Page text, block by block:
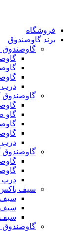
فروشگاه
برند گاوصندوق
گاوصندوق
درب
گاوصندوق
گاو
درب
گاوصندوق
درب
سیف
سیف
سیف
سیف
گاوصندوق